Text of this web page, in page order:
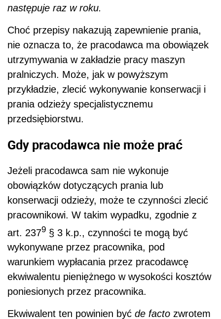
następuje raz w roku.
Choć przepisy nakazują zapewnienie prania,
nie oznacza to, że pracodawca ma obowiązek
utrzymywania w zakładzie pracy maszyn
pralniczych. Może, jak w powyższym
przykładzie, zlecić wykonywanie konserwacji i
prania odzieży specjalistycznemu
przedsiębiorstwu.
Gdy pracodawca nie może prać
Jeżeli pracodawca sam nie wykonuje
obowiązków dotyczących prania lub
konserwacji odzieży, może te czynności zlecić
pracownikowi. W takim wypadku, zgodnie z
art. 2379 § 3 k.p., czynności te mogą być
wykonywane przez pracownika, pod
warunkiem wypłacania przez pracodawcę
ekwiwalentu pieniężnego w wysokości kosztów
poniesionych przez pracownika.
Ekwiwalent ten powinien być de facto zwrotem